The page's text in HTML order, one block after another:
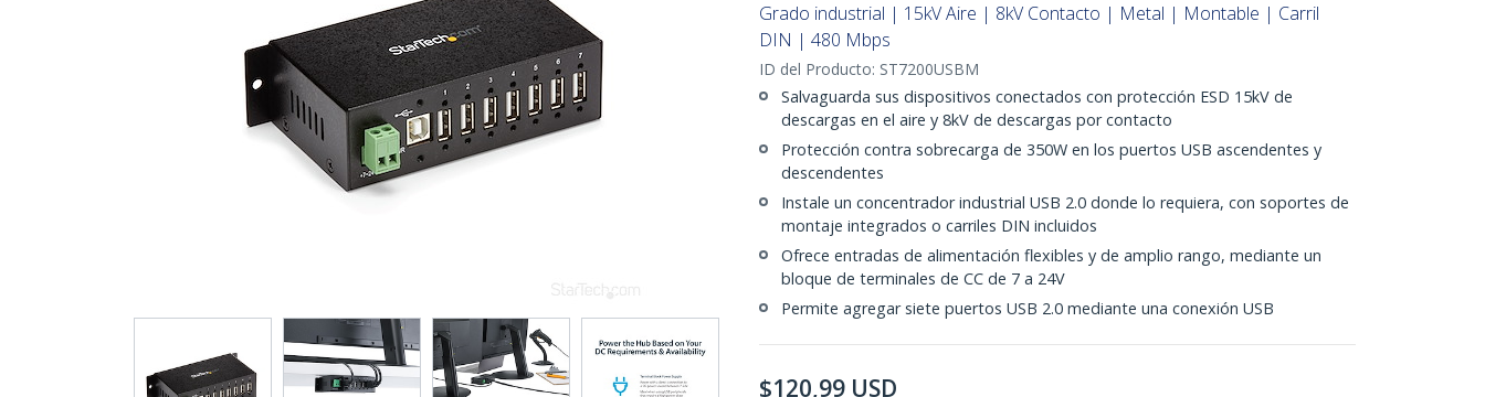
Grado industrial | 15kV Aire | 8kV Contacto | Metal | Montable | Carril
DIN | 480 Mbps
ID del Producto: ST7200USBM
Salvaguarda sus dispositivos conectados con protección ESD 15kV de
descargas en el aire y 8kV de descargas por contacto
Protección contra sobrecarga de 350W en los puertos USB ascendentes y
descendentes
Instale un concentrador industrial USB 2.0 donde lo requiera, con soportes de
montaje integrados o carriles DIN incluidos
Ofrece entradas de alimentación flexibles y de amplio rango, mediante un
bloque de terminales de CC de 7 a 24V
Permite agregar siete puertos USB 2.0 mediante una conexión USB
$120,99 USD